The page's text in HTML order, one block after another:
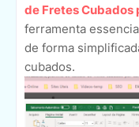
de Fretes Cubados
ferramenta
de forma
cubados.